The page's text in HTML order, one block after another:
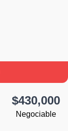
$430,000
Negociable